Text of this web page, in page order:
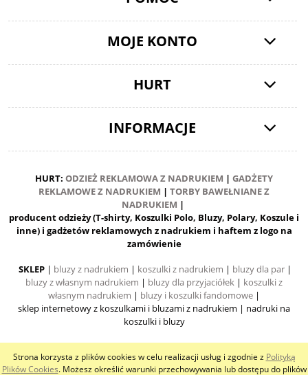
Strona korzysta z plików cookies w celu realizacji usług i zgodnie z Polityką
Plików Cookies. Możesz określić warunki przechowywania lub dostępu do plików
MOJE KONTO
HURT
INFORMACJE
HURT: ODZIEŻ REKLAMOWA Z NADRUKIEM | GADŻETY
REKLAMOWE Z NADRUKIEM | TORBY BAWEŁNIANE Z
NADRUKIEM |
producent odzieży (T-shirty, Koszulki Polo, Bluzy, Polary, Koszule i
inne) i gadżetów reklamowych z nadrukiem i haftem z logo na
zamówienie
SKLEP | bluzy z nadrukiem | koszulki z nadrukiem | bluzy dla par |
bluzy z własnym nadrukiem | bluzy dla przyjaciółek | koszulki z
własnym nadrukiem | bluzy i koszulki fandomowe |
sklep internetowy z koszulkami i bluzami z nadrukiem | nadruki na
koszulki i bluzy
pokaż pełną wersję strony